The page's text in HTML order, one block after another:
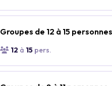
Groupes de 12 à 15 personnes
12 à 15 pers.